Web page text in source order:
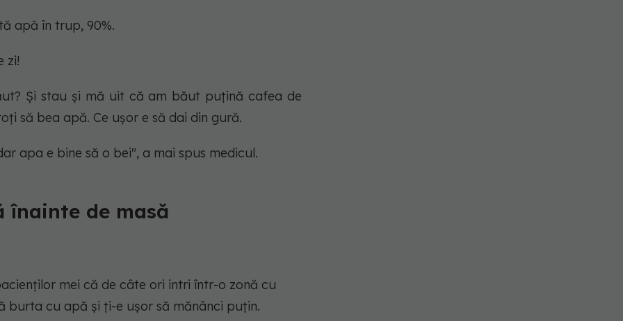
apă în trup, 90%.
zi!
Și stau și mă uit că am băut puțină cafea de
să bea apă. Ce ușor e să dai din gură.
apa e bine să o bei", a mai spus medicul.
înainte de masă
mei că de câte ori intri într-o zonă cu
burta cu apă și ți-e ușor să mănânci puțin.